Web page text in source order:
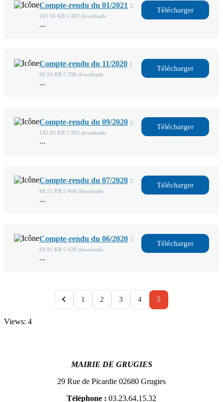
Compte-rendu du 01/2021
161.56 KB 403 downloads
...
Télécharger
Compte-rendu du 11/2020
96.54 KB 396 downloads
...
Télécharger
Compte-rendu du 09/2020
142.03 KB 393 downloads
...
Télécharger
Compte-rendu du 07/2020
68.51 KB 406 downloads
...
Télécharger
Compte-rendu du 06/2020
83.91 KB 420 downloads
...
Télécharger
1 2 3 4 5
Views: 4
MAIRIE DE GRUGIES
29 Rue de Picardie 02680 Grugies
Téléphone : 03.23.64.15.32